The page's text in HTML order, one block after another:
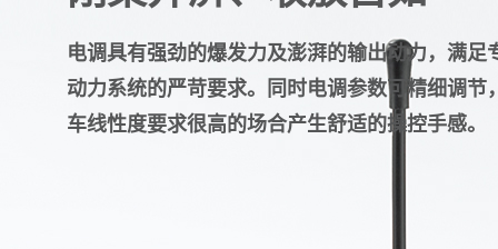
电调具有强劲的爆发力及澎湃的输出动力，满足
动力系统的严苛要求。同时电调参数可精细调节
车线性度要求很高的场合产生舒适的操控手感。